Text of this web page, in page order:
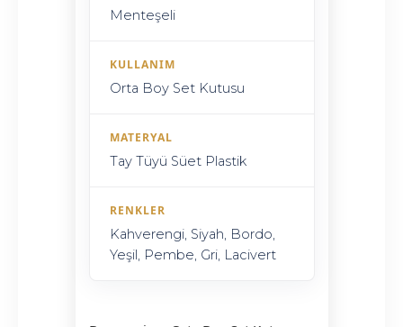
Menteşeli
KULLANIM
Orta Boy Set Kutusu
MATERYAL
Tay Tüyü Süet Plastik
RENKLER
Kahverengi, Siyah, Bordo,
Yeşil, Pembe, Gri, Lacivert